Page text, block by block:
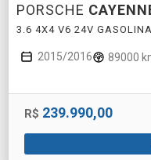
PORSCHE
3.6 4X4 V6 24V
2015/2016 89000
R$ 239.990,00